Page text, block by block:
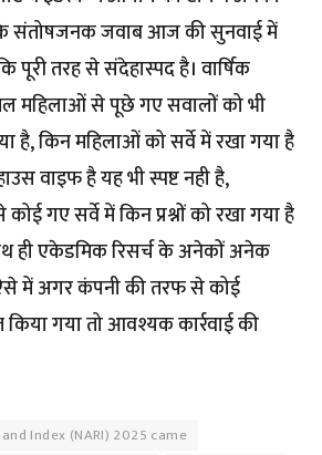
संतोषजनक जवाब आज की सुनवाई में
पूरी तरह से संदेहास्पद है। वार्षिक
महिलाओं से पूछे गए सवालों को भी
है, किन महिलाओं को सर्वे में रखा गया है
वाइफ है यह भी स्पष्ट नही है,
गए सर्वे में किन प्रश्नों को रखा गया है
ही एकेडमिक रिसर्च के अनेकों अनेक
में अगर कंपनी की तरफ से कोई
किया गया तो आवश्यक कार्रवाई की
and Index (NARI) 2025 came